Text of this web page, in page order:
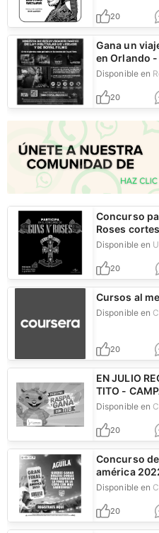
20
Gana un
en Orlando
Universal
Disponible en
20
Concurso
Roses
Disponible en
20
Cursos al
Disponible en
20
EN JULIO
TITO -
Disponible en
20
Concurso
américa
Disponible en
20